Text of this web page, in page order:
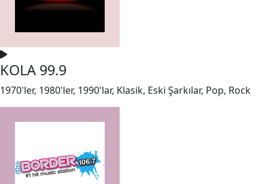
KOLA 99.9
1970'ler, 1980'ler, 1990'lar, Klasik, Eski Şarkılar, Pop, Rock